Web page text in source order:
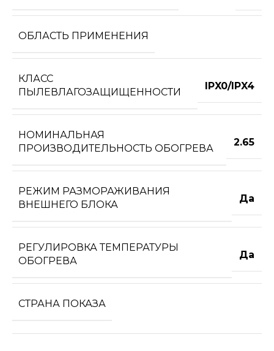
ОБЛАСТЬ ПРИМЕНЕНИЯ
КЛАСС
ПЫЛЕВЛАГОЗАЩИЩЕННОСТИ
IPX0/IPX4
НОМИНАЛЬНАЯ
ПРОИЗВОДИТЕЛЬНОСТЬ ОБОГРЕВА
2.65
РЕЖИМ РАЗМОРАЖИВАНИЯ
ВНЕШНЕГО БЛОКА
Да
РЕГУЛИРОВКА ТЕМПЕРАТУРЫ
ОБОГРЕВА
Да
СТРАНА ПОКАЗА